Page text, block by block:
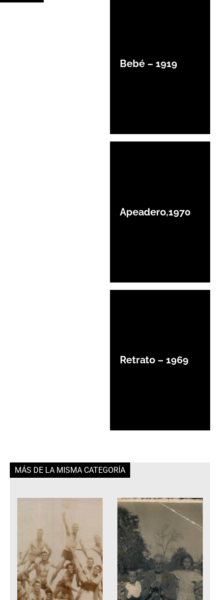
Bebé – 1919
Apeadero,1970
Retrato – 1969
MÁS DE LA MISMA CATEGORÍA